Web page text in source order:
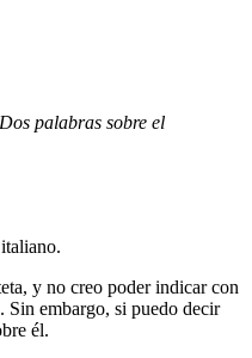
Dos palabras sobre el
y no creo poder indicar con
Sin embargo, si puedo decir
él.